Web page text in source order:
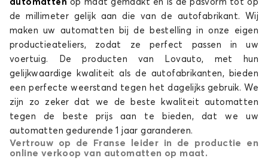
Automatten voor
LAND ROVER
Automatten voor
LEAPMOTOR
Automatten voor
LEXUS
Automatten voor
LYNK AND CO
automatten op maat gemaakt en is de pasvorm tot op
de millimeter gelijk aan die van de autofabrikant. Wij
maken uw automatten bij de bestelling in onze eigen
productieateliers, zodat ze perfect passen in uw
voertuig. De producten van Lovauto, met hun
gelijkwaardige kwaliteit als de autofabrikanten, bieden
een perfecte weerstand tegen het dagelijks gebruik. We
zijn zo zeker dat we de beste kwaliteit automatten
tegen de beste prijs aan te bieden, dat we uw
automatten gedurende 1 jaar garanderen.
Vertrouw op de Franse leider in de productie en
online verkoop van automatten op maat.